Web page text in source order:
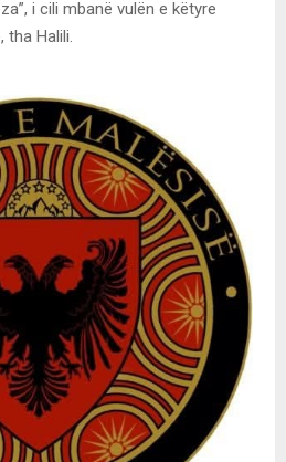
i cili mbanë vulën e këtyre
tha Halili.